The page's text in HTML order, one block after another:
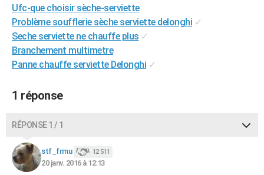
Ufc-que choisir sèche-serviette
Problème soufflerie sèche serviette delonghi ✓
Seche serviette ne chauffe plus ✓
Branchement multimetre
Panne chauffe serviette Delonghi ✓
1 réponse
RÉPONSE 1 / 1
stf_frmu 12 511
20 janv. 2016 à 12:13